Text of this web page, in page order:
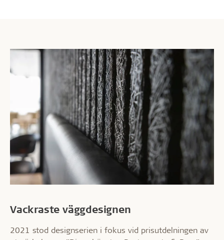
Vackraste väggdesignen
2021 stod designserien i fokus vid prisutdelningen av